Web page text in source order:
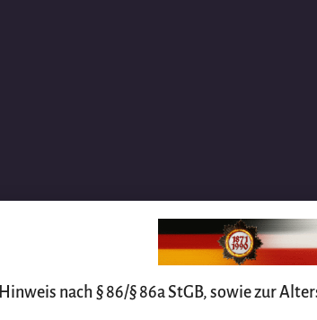
Hinweis nach § 86/§ 86a StGB, sowie zur